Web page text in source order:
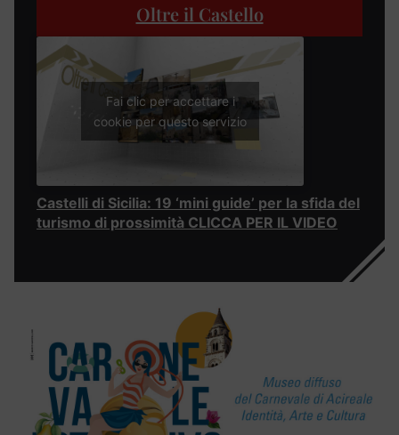
Oltre il Castello
Fai clic per accettare i
cookie per questo servizio
Castelli di Sicilia: 19 ‘mini guide’ per la sfida del
turismo di prossimità CLICCA PER IL VIDEO